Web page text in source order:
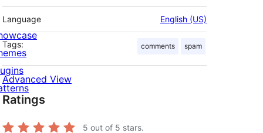
Language English (US)
Tags: comments spam
Advanced View
Ratings
5 out of 5 stars.